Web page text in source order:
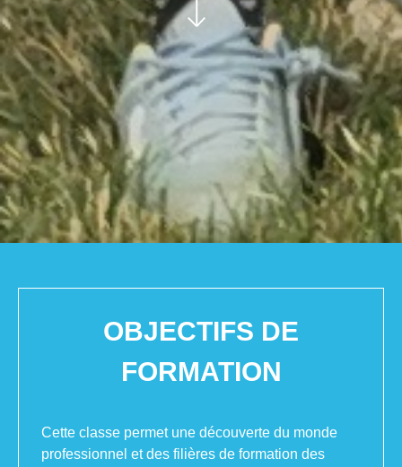
OBJECTIFS DE
FORMATION
Cette classe permet une découverte du monde
professionnel et des filières de formation des